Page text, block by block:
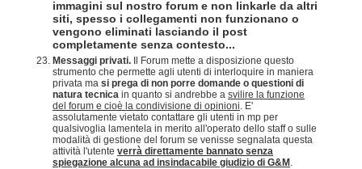
immagini sul nostro forum e non linkarle da altri
siti, spesso i collegamenti non funzionano o
vengono eliminati lasciando il post
completamente senza contesto...
Messaggi privati. Il Forum mette a disposizione questo
strumento che permette agli utenti di interloquire in maniera
privata ma si prega di non porre domande o questioni di
natura tecnica in quanto si andrebbe a svilire la funzione
del forum e cioè la condivisione di opinioni . E'
assolutamente vietato contattare gli utenti in mp per
qualsivoglia lamentela in merito all'operato dello staff o sulle
modalità di gestione del forum se venisse segnalata questa
attività l'utente verrà direttamente bannato senza
spiegazione alcuna ad insindacabile giudizio di G&M